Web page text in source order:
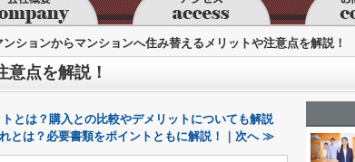
ンションからマンションへ住み替えるメリットや注意点を解説！
点を解説！
とは？購入との比較やデメリットについても解説
とは？必要書類をポイントともに解説！｜次へ ≫